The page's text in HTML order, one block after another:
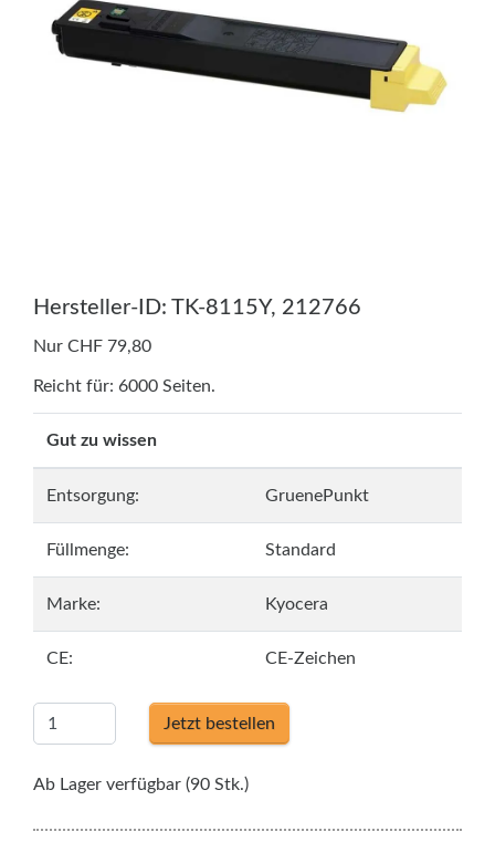
Hersteller-ID: TK-8115Y, 212766
Nur CHF 79,80
Reicht für: 6000 Seiten.
Gut zu wissen
Entsorgung: GruenePunkt
Füllmenge: Standard
Marke: Kyocera
CE: CE-Zeichen
Jetzt bestellen
Ab Lager verfügbar (90 Stk.)